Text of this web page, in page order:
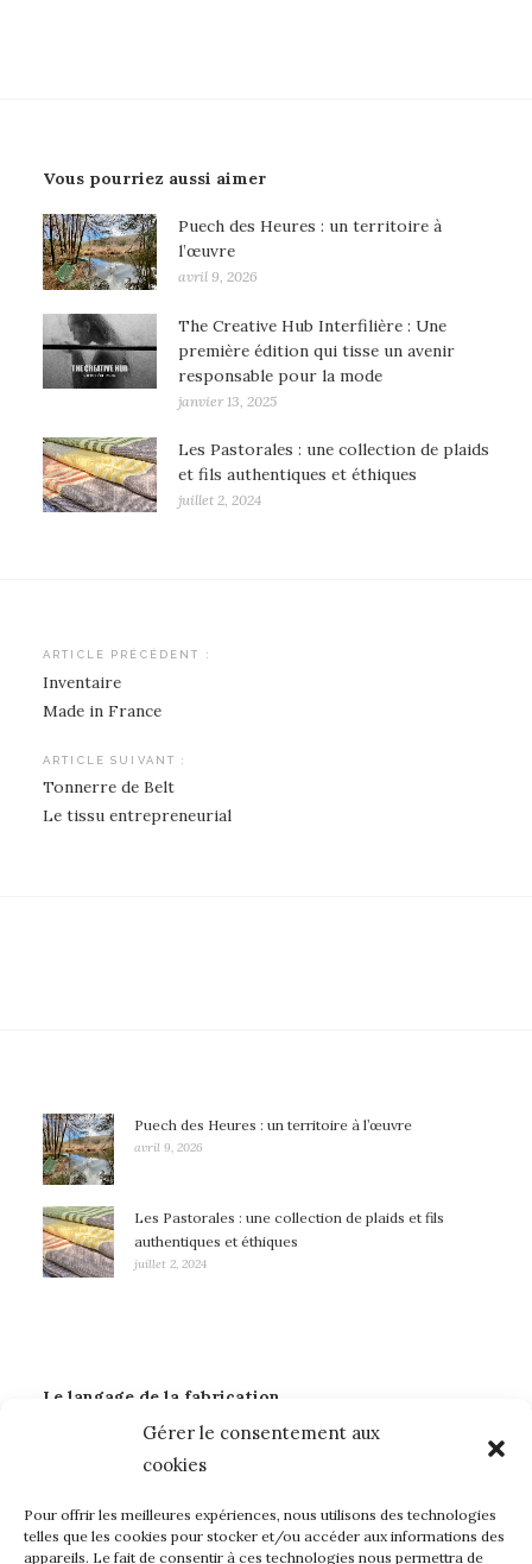
Gérer le consentement aux
cookies
Pour offrir les meilleures expériences, nous utilisons des technologies
telles que les cookies pour stocker et/ou accéder aux informations des
appareils. Le fait de consentir à ces technologies nous permettra de
Vous pourriez aussi aimer
Puech des Heures : un territoire à
l’œuvre
avril 9, 2026
The Creative Hub Interfilière : Une
première édition qui tisse un avenir
responsable pour la mode
janvier 13, 2025
Les Pastorales : une collection de plaids
et fils authentiques et éthiques
juillet 2, 2024
Navigation
de
ARTICLE PRÉCÉDENT :
Inventaire
Made in France
ARTICLE SUIVANT :
Tonnerre de Belt
Le tissu entrepreneurial
Puech des Heures : un territoire à l’œuvre
avril 9, 2026
Les Pastorales : une collection de plaids et fils
authentiques et éthiques
juillet 2, 2024
Le langage de la fabrication
Dentelle Leavers Laines françaises
sidobre
Textile
Tricolor